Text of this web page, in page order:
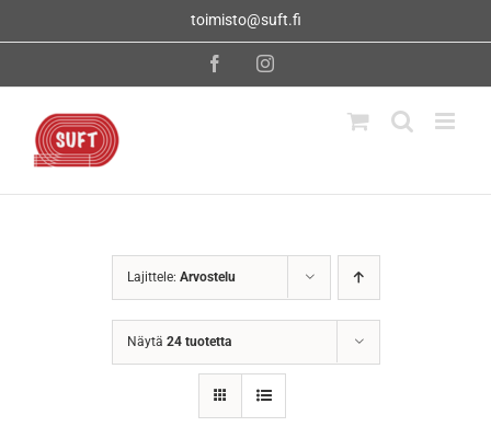
toimisto@suft.fi
FacebookInstagram
Lajittele: Arvostelu
Näytä 24 tuotetta